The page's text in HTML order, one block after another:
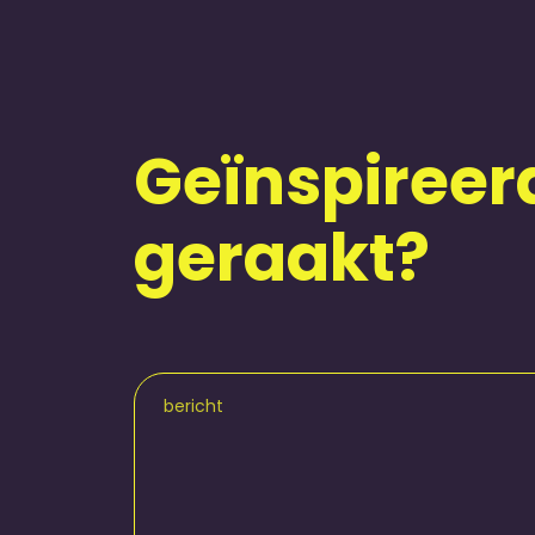
geraakt?